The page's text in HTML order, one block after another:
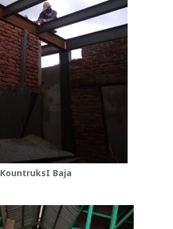
KountruksI Baja